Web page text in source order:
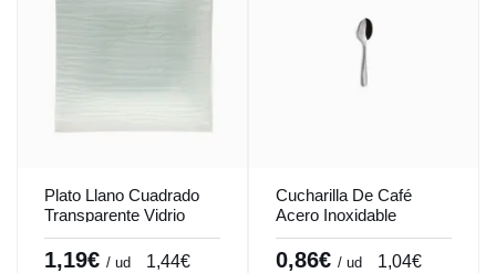
Plato Llano Cuadrado
Transparente Vidrio
Templado 12,8X12,8
Cm Veloutee Pro.mundi
1,19€ / ud 1,44€
Cucharilla De Café
Acero Inoxidable
Plateado 14.1 Cm Tulip
Pro.mundi
0,86€ / ud 1,04€